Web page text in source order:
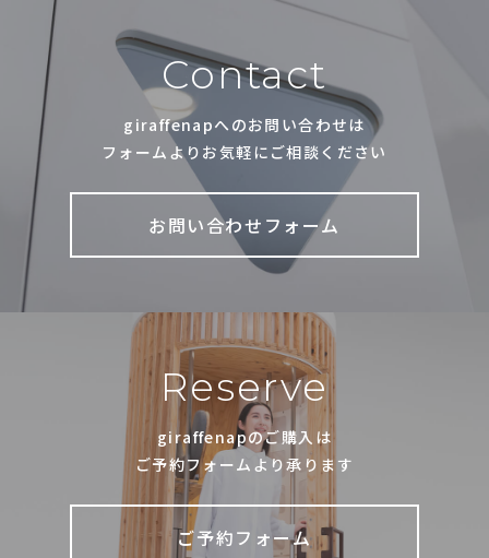
Contact
giraffenapへのお問い合わせは
フォームよりお気軽にご相談ください
お問い合わせフォーム
Reserve
giraffenapのご購入は
ご予約フォームより承ります
ご予約フォーム